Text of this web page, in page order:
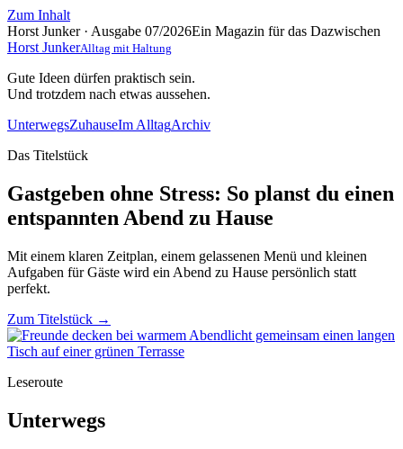
Zum Inhalt
Horst Junker · Ausgabe 07/2026Ein Magazin für das Dazwischen
Horst JunkerAlltag mit Haltung
Gute Ideen dürfen praktisch sein.
Und trotzdem nach etwas aussehen.
UnterwegsZuhauseIm AlltagArchiv
Das Titelstück
Gastgeben ohne Stress: So planst du einen
entspannten Abend zu Hause
Mit einem klaren Zeitplan, einem gelassenen Menü und kleinen
Aufgaben für Gäste wird ein Abend zu Hause persönlich statt
perfekt.
Zum Titelstück →
Leseroute
Unterwegs